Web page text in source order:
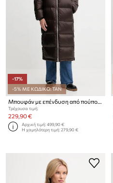
-17%
-5% ΜΕ ΚΩΔΙΚΟ: TAN
Τρέχουσα τιμή:
229,90 €
Αρχική τιμή:499,90 €
Η χαμηλότερη τιμή:279,90 €